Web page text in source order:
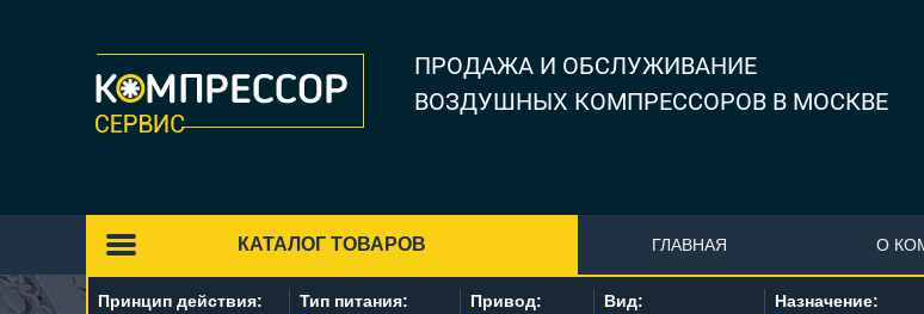
ПРОДАЖА И ОБСЛУЖИВАНИЕ
ВОЗДУШНЫХ КОМПРЕССОРОВ В МОСКВЕ
ГЛАВНАЯ
КАТАЛОГ ТОВАРОВ
Принцип действия:
Тип питания:
Привод:
Вид:
Назначение:
О